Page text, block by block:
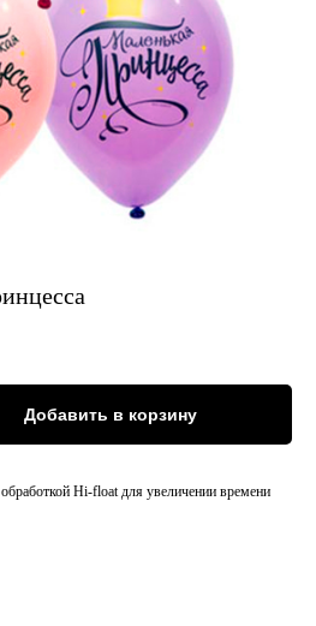
Добавить в корзину
Hi-float для увеличении времени